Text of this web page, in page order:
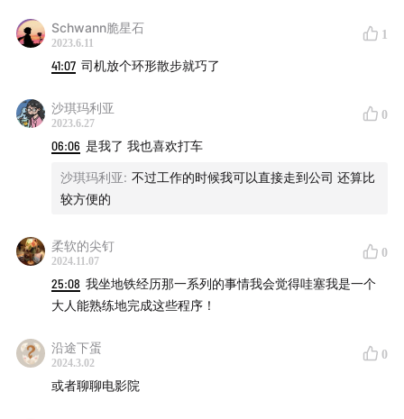
42:50与司机的微妙关系：乘车时可以忽略司机的存在
感吗？
49:20出租车司机的碎碎念或许都是生活哲理
53:05与司机一期一会的互动：一场阅后即焚的对话
本集内容索引：
lets talk about it
🎵 背景音乐：
Jimmy Squirrel And Co. - Alexandre Desplat
後悔 - 柴田聡子
Schwann脆星石
2023.6.11
1
41:07 司机放个环形散步就巧了
沙琪玛利亚
2023.6.27
0
06:06 是我了 我也喜欢打车
沙琪玛利亚: 不过工作的时候我可以直接走到公司 还算比
较方便的
柔软的尖钉
2024.11.07
0
25:08 我坐地铁经历那一系列的事情我会觉得哇塞我是一个
大人能熟练地完成这些程序！
沿途下蛋
2024.3.02
0
或者聊聊电影院